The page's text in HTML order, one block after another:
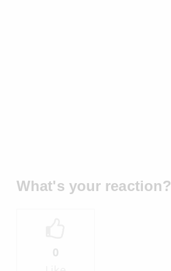
What's your reaction?
0